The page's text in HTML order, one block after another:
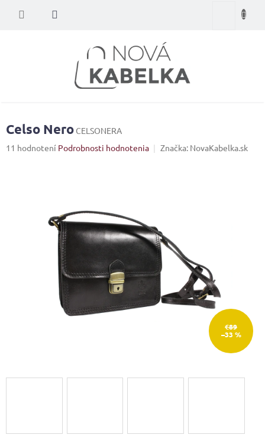
Nákupný
Celso Nero CELSONERA
Priemerné
hviezdičiek.
11 hodnotení Podrobnosti hodnotenia Značka: NovaKabelka.sk
€89
–33 %